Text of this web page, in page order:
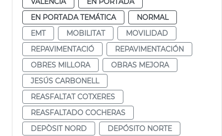
EN PORTADA TEMÁTICA
NORMAL
EMT
MOBILITAT
MOVILIDAD
REPAVIMENTACIÓ
REPAVIMENTACIÓN
OBRES MILLORA
OBRAS MEJORA
JESÚS CARBONELL
REASFALTAT COTXERES
REASFALTADO COCHERAS
DEPÒSIT NORD
DEPÓSITO NORTE